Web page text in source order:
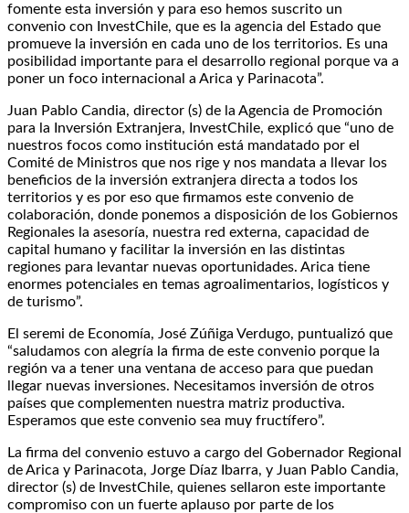
fomente esta inversión y para eso hemos suscrito un
convenio con InvestChile, que es la agencia del Estado que
promueve la inversión en cada uno de los territorios. Es una
posibilidad importante para el desarrollo regional porque va a
poner un foco internacional a Arica y Parinacota”.
Juan Pablo Candia, director (s) de la Agencia de Promoción
para la Inversión Extranjera, InvestChile, explicó que “uno de
nuestros focos como institución está mandatado por el
Comité de Ministros que nos rige y nos mandata a llevar los
beneficios de la inversión extranjera directa a todos los
territorios y es por eso que firmamos este convenio de
colaboración, donde ponemos a disposición de los Gobiernos
Regionales la asesoría, nuestra red externa, capacidad de
capital humano y facilitar la inversión en las distintas
regiones para levantar nuevas oportunidades. Arica tiene
enormes potenciales en temas agroalimentarios, logísticos y
de turismo”.
El seremi de Economía, José Zúñiga Verdugo, puntualizó que
“saludamos con alegría la firma de este convenio porque la
región va a tener una ventana de acceso para que puedan
llegar nuevas inversiones. Necesitamos inversión de otros
países que complementen nuestra matriz productiva.
Esperamos que este convenio sea muy fructífero”.
La firma del convenio estuvo a cargo del Gobernador Regional
de Arica y Parinacota, Jorge Díaz Ibarra, y Juan Pablo Candia,
director (s) de InvestChile, quienes sellaron este importante
compromiso con un fuerte aplauso por parte de los